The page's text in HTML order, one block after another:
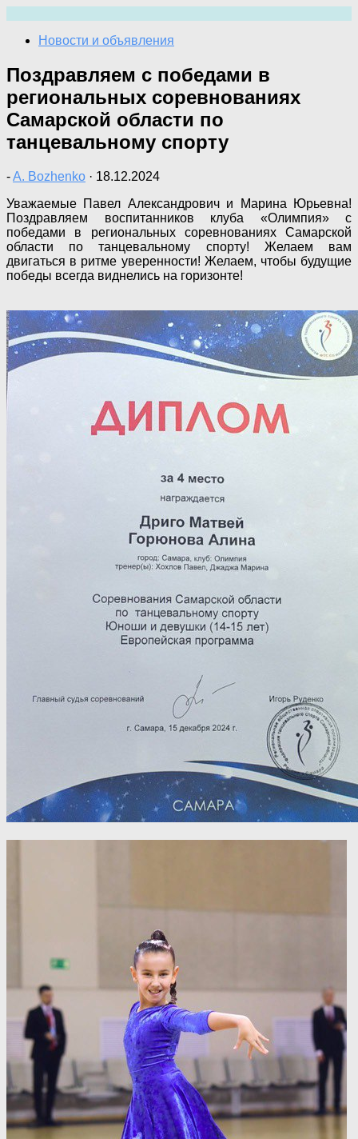
содержимому
Новости и объявления
Поздравляем с победами в
региональных соревнованиях
Самарской области по
танцевальному спорту
-A. Bozhenko · 18.12.2024
Уважаемые Павел Александрович и Марина Юрьевна!
Поздравляем воспитанников клуба «Олимпия» с
победами в региональных соревнованиях Самарской
области по танцевальному спорту! Желаем вам
двигаться в ритме уверенности! Желаем, чтобы будущие
победы всегда виднелись на горизонте!